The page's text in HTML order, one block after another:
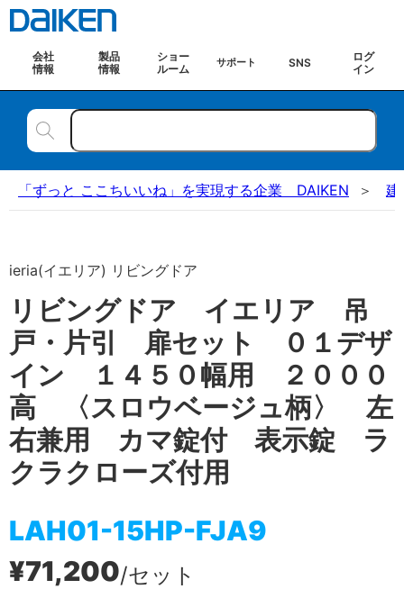
会社
情報
製品
情報
ショー
ルーム
サポート SNS
ログ
イン
「ずっと ここちいいね」を実現する企業 DAIKEN 建
ieria(イエリア) リビングドア
リビングドア イエリア 吊
戸・片引 扉セット ０１デザ
イン １４５０幅用 ２０００
高 〈スロウベージュ柄〉 左
右兼用 カマ錠付 表示錠 ラ
クラクローズ付用
LAH01-15HP-FJA9
¥71,200/セット